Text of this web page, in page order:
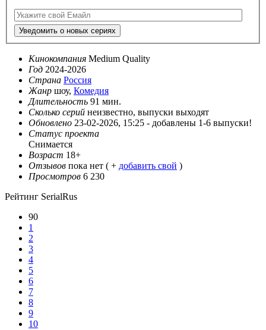
Уведомить о новых сериях
Кинокомпания Medium Quality
Год 2024-2026
Страна Россия
Жанр шоу, Комедия
Длительность 91 мин.
Сколько серий неизвестно, выпуски выходят
Обновлено 23-02-2026, 15:25 - добавлены 1-6 выпуски!
Статус проекта
Снимается
Возраст 18+
Отзывов пока нет ( + добавить свой )
Просмотров 6 230
Рейтинг SerialRus
90
1
2
3
4
5
6
7
8
9
10